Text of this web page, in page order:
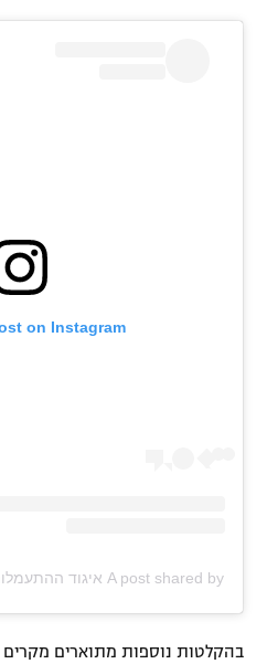
on Instagram
A post shared by איגוד ההתעמלות בישראל (@israelgymfed)
בהקלטות נוספות מתוארים